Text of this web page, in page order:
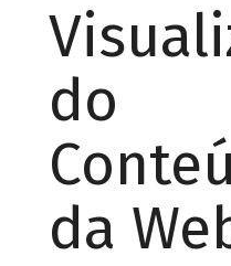
do
da